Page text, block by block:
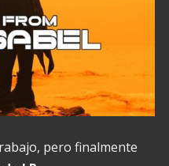
pero finalmente